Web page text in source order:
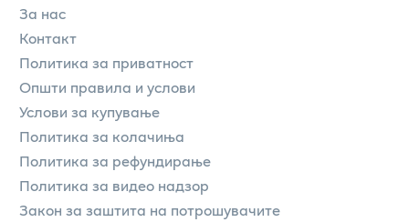
За нас
Контакт
Политика за приватност
Општи правила и услови
Услови за купување
Политика за колачиња
Политика за рефундирање
Политика за видео надзор
Закон за заштита на потрошувачите